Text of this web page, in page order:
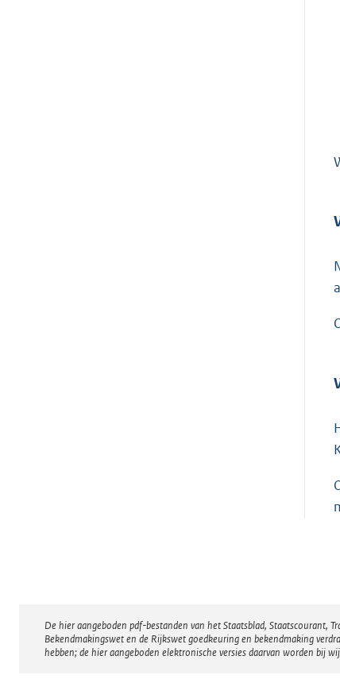
Disclaimer
De hier aangeboden pdf-bestanden van het Staatsblad, Staatscourant,
Bekendmakingswet en de Rijkswet goedkeuring en bekendmaking
hebben; de hier aangeboden elektronische versies daarvan worden bij